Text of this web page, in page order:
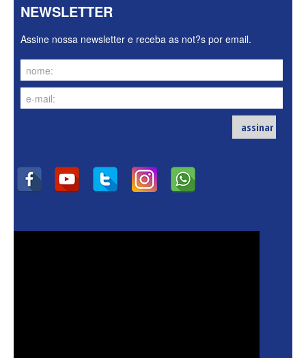
NEWSLETTER
Assine nossa newsletter e receba as not?s por email.